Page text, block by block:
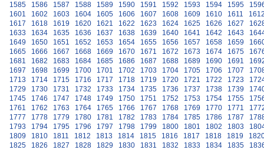
1585
1586 1587 1588 1589 1590 1591 1592 1593 1594 1595
1601
1602 1603 1604 1605 1606 1607 1608 1609 1610 1611
1617
1618 1619 1620 1621 1622 1623 1624 1625 1626 1627
1633
1634 1635 1636 1637 1638 1639 1640 1641 1642 1643
1649
1650 1651 1652 1653 1654 1655 1656 1657 1658 1659
1665
1666 1667 1668 1669 1670 1671 1672 1673 1674 1675
1681
1682 1683 1684 1685 1686 1687 1688 1689 1690 1691
1697
1698 1699 1700 1701 1702 1703 1704 1705 1706 1707
1713
1714 1715 1716 1717 1718 1719 1720 1721 1722 1723
1729
1730 1731 1732 1733 1734 1735 1736 1737 1738 1739
1745
1746 1747 1748 1749 1750 1751 1752 1753 1754 1755
1761
1762 1763 1764 1765 1766 1767 1768 1769 1770 1771
1777
1778 1779 1780 1781 1782 1783 1784 1785 1786 1787
1793
1794 1795 1796 1797 1798 1799 1800 1801 1802 1803
1809
1810 1811 1812 1813 1814 1815 1816 1817 1818 1819
1825
1826 1827 1828 1829 1830 1831 1832 1833 1834 1835